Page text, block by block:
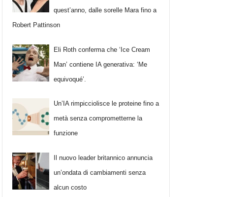
quest’anno, dalle sorelle Mara fino a
Robert Pattinson
Eli Roth conferma che ‘Ice Cream
Man’ contiene IA generativa: ‘Me
equivoqué’.
Un’IA rimpicciolisce le proteine fino a
metà senza comprometterne la
funzione
Il nuovo leader britannico annuncia
un’ondata di cambiamenti senza
alcun costo